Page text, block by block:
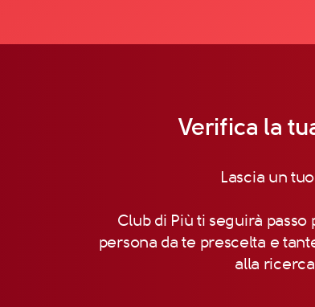
Verifica la
Lascia un
Club di Più ti seguirà
persona da te prescelta e
alla